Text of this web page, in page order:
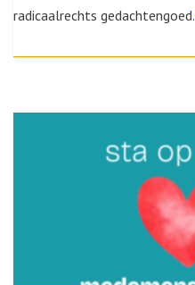
radicaalrechts gedachtengoed.